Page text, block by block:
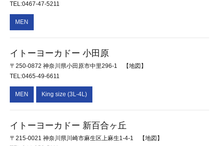
TEL:0467-47-5211
MEN
イトーヨーカドー 小田原
〒250-0872 神奈川県小田原市中里296-1
【地図】
TEL:0465-49-6611
MEN King size (3L-4L)
イトーヨーカドー 新百合ヶ丘
〒215-0021 神奈川県川崎市麻生区上麻生1-4-1
【地図】